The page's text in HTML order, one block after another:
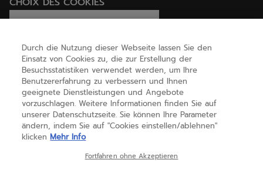
Ich lege Cookies fest / lehne sie ab
HILFE
ÜBER UNS
(deutsch)
Durch die Nutzung dieser Webseite lassen Sie den
Einsatz von Cookies zu, die zur Erstellung der
Besuchsstatistiken verwendet werden, um Ihre
Benutzererfahrung zu verbessern und Ihnen
geeignete Dienstleistungen und Angebote
vorzuschlagen. Weitere Informationen finden Sie auf
unserer Datenschutzseite. Sie können Ihre Parameter
ändern, indem Sie auf "Cookies einstellen/ablehnen"
klicken Mehr Info
Fortfahren ohne Akzeptieren